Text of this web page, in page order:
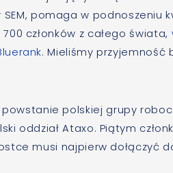
pomaga w podnoszeniu
członków z całego świata,
. Mieliśmy przyjemność
polskiej grupy
oddział Ataxo. Piątym
musi najpierw dołączyć